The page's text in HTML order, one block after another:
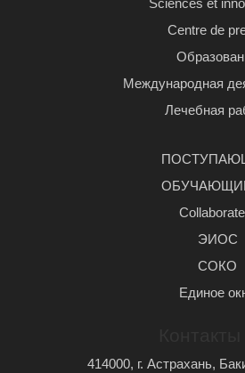
Sciences et
Centre de
Международная
Лечебная
ЭИОС
СОКО
Единое
414000, г. Астрахань,